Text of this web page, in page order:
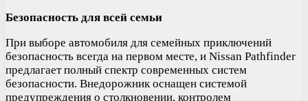
Безопасность для всей семьи
При выборе автомобиля для семейных приключений
безопасность всегда на первом месте, и Nissan Pathfinder
предлагает полный спектр современных систем
безопасности. Внедорожник оснащен системой
предупреждения о столкновении, контролем